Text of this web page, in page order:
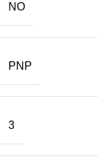
NO
PNP
3